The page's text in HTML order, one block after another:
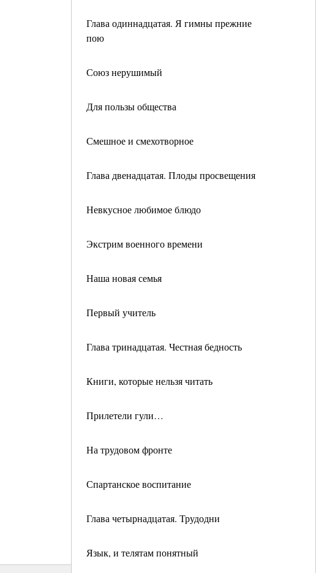
Глава одиннадцатая. Я гимны прежние
пою
Союз нерушимый
Для пользы общества
Смешное и смехотворное
Глава двенадцатая. Плоды просвещения
Невкусное любимое блюдо
Экстрим военного времени
Наша новая семья
Первый учитель
Глава тринадцатая. Честная бедность
Книги, которые нельзя читать
Прилетели гули…
На трудовом фронте
Спартанское воспитание
Глава четырнадцатая. Трудодни
Язык, и телятам понятный